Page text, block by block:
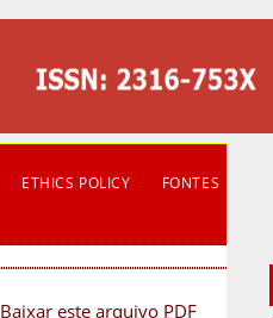
ETHICS POLICY
FONTES
Baixar este arquivo PDF